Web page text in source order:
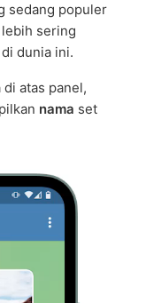
sedang populer
sering
dunia ini.
atas panel,
nama set